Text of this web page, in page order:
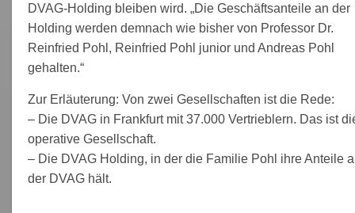
DVAG-Holding bleiben wird. „Die Geschäftsanteile an der
Holding werden demnach wie bisher von Professor Dr.
Reinfried Pohl, Reinfried Pohl junior und Andreas Pohl
gehalten.“
Zur Erläuterung: Von zwei Gesellschaften ist die Rede:
– Die DVAG in Frankfurt mit 37.000 Vertrieblern. Das ist
operative Gesellschaft.
– Die DVAG Holding, in der die Familie Pohl ihre Anteile
der DVAG hält.